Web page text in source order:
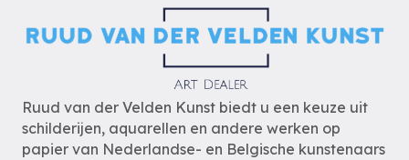
Ruud van der Velden Kunst biedt u een keuze uit
schilderijen, aquarellen en andere werken op
papier van Nederlandse- en Belgische kunstenaars